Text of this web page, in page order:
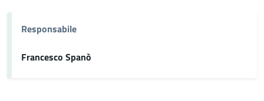
Responsabile
Francesco Spanò